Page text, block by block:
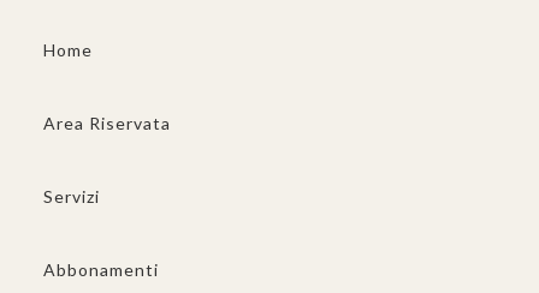
Home
Area Riservata
Servizi
Abbonamenti